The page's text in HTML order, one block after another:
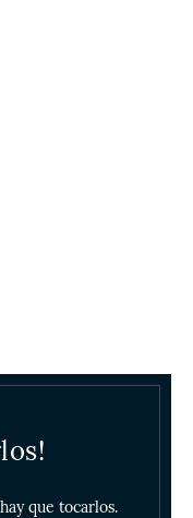
que tocarlos.